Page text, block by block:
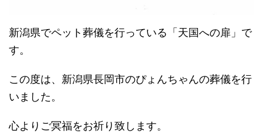
新潟県でペット葬儀を行っている「天国への扉」で
す。
この度は、新潟県長岡市のぴょんちゃんの葬儀を行
いました。
心よりご冥福をお祈り致します。